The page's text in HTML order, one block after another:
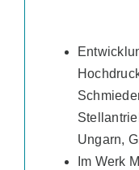
Ungarn,
Im Werk